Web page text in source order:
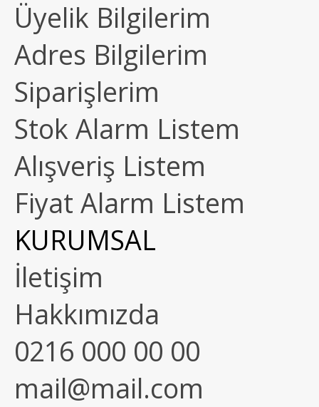
Üyelik Bilgilerim
Adres Bilgilerim
Siparişlerim
Stok Alarm Listem
Alışveriş Listem
Fiyat Alarm Listem
KURUMSAL
İletişim
Hakkımızda
0216 000 00 00
mail@mail.com